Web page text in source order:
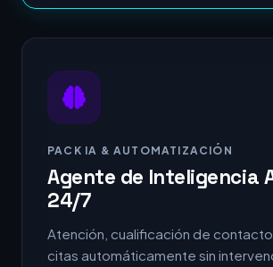
PACK IA & AUTOMATIZACIÓN
Agente de Inteligencia
24/7
Atención, cualificación de
citas automáticamente sin